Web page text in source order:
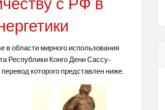
в области мирного использования
Республики Конго Дени Сассу-
которого представлен ниже.